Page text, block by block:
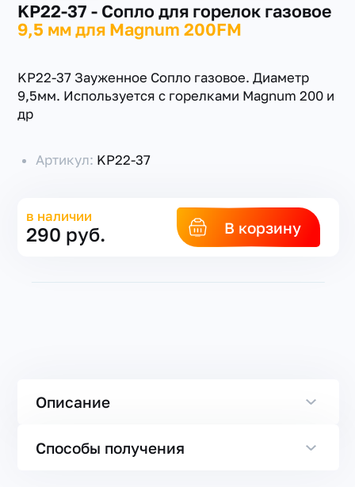
KP22-37 - Сопло для горелок газовое
9,5 мм для Magnum 200FM
KP22-37 Зауженное Сопло газовое. Диаметр
9,5мм. Используется с горелками Magnum 200 и
др
Артикул: KP22-37
в наличии
290 руб. В корзину
Описание
Способы получения